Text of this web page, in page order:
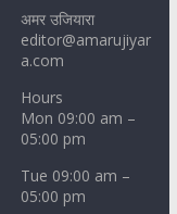
अमर उजियारा
editor@amarujiyar
a.com
Hours
Mon 09:00 am –
05:00 pm
Tue 09:00 am –
05:00 pm